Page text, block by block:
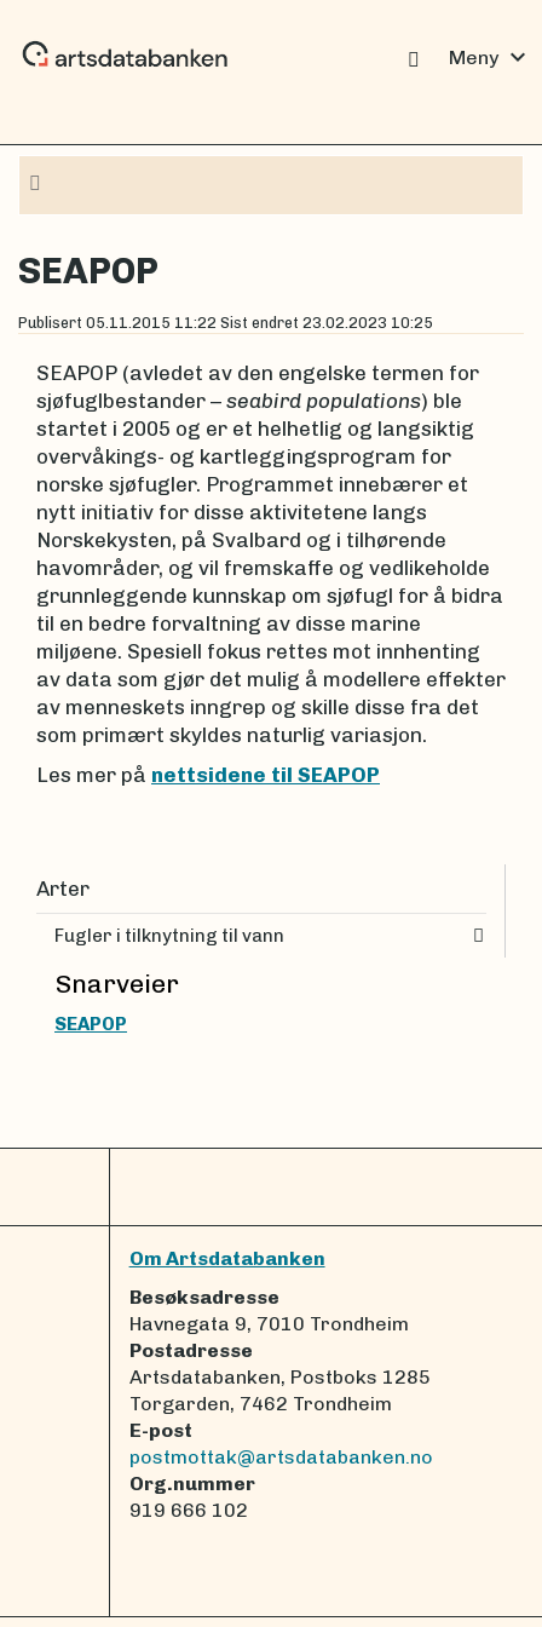
Meny expand_more
SEAPOP
Publisert 05.11.2015 11:22 Sist endret 23.02.2023 10:25
SEAPOP (avledet av den engelske termen for
sjøfuglbestander – seabird populations) ble
startet i 2005 og er et helhetlig og langsiktig
overvåkings- og kartleggingsprogram for
norske sjøfugler. Programmet innebærer et
nytt initiativ for disse aktivitetene langs
Norskekysten, på Svalbard og i tilhørende
havområder, og vil fremskaffe og vedlikeholde
grunnleggende kunnskap om sjøfugl for å bidra
til en bedre forvaltning av disse marine
miljøene. Spesiell fokus rettes mot innhenting
av data som gjør det mulig å modellere effekter
av menneskets inngrep og skille disse fra det
som primært skyldes naturlig variasjon.
Les mer på nettsidene til SEAPOP
Arter
Fugler i tilknytning til vann
Snarveier
SEAPOP
Om Artsdatabanken
Besøksadresse
Havnegata 9, 7010 Trondheim
Postadresse
Artsdatabanken, Postboks 1285
Torgarden, 7462 Trondheim
E-post
postmottak@artsdatabanken.no
Org.nummer
919 666 102